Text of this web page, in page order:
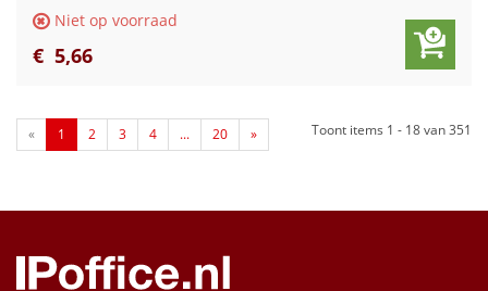
Niet op voorraad
€ 5,66
Toont items 1 - 18van351
« 1 2 3 4 ... 20 »